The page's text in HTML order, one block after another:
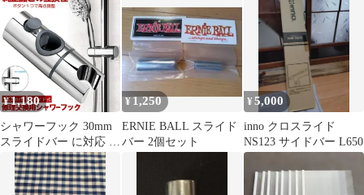
¥1,180
シャワーフック 30mm
スライドバー に対応 シ
ャワーホルダー スライ
ド 交換用 直径 360度
角度調整 スライド式シ
¥1,250
ERNIE BALL スライド
バー 2個セット
¥5,000
inno クロスライド
NS123 サイドバー L650